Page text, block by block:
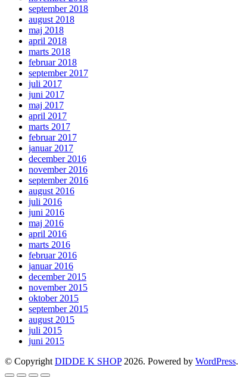
september 2018
august 2018
maj 2018
april 2018
marts 2018
februar 2018
september 2017
juli 2017
juni 2017
maj 2017
april 2017
marts 2017
februar 2017
januar 2017
december 2016
november 2016
september 2016
august 2016
juli 2016
juni 2016
maj 2016
april 2016
marts 2016
februar 2016
januar 2016
december 2015
november 2015
oktober 2015
september 2015
august 2015
juli 2015
juni 2015
© Copyright DIDDE K SHOP2026. Powered by WordPress.